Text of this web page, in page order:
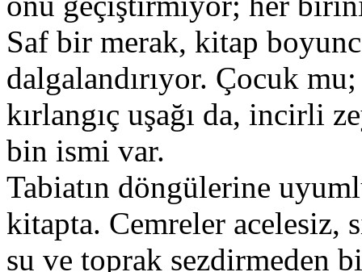
Saf bir merak, kitap
dalgalandırıyor. Çocuk
kırlangıç uşağı da, incirli
bin ismi var.
Tabiatın döngülerine
kitapta. Cemreler acelesiz,
su ve toprak sezdirmeden